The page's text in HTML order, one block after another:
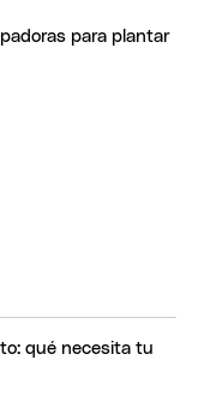
para plantar
qué necesita tu